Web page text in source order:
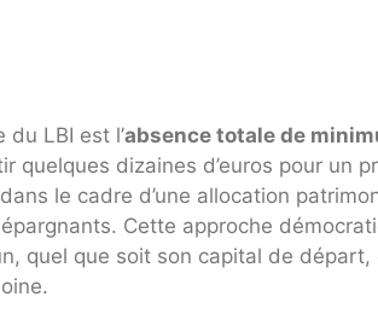
LBI est l’absence totale de
quelques dizaines d’euros pour un
le cadre d’une allocation
Cette approche
quel que soit son capital de départ,